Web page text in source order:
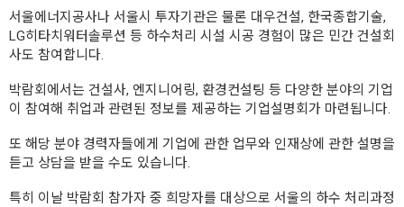
서울에너지공사나 서울시 투자기관은 물론 대우건설, 한국종합기술,
LG히타치워터솔루션 등 하수처리 시설 시공 경험이 많은 민간 건설회
사도 참여합니다.
박람회에서는 건설사, 엔지니어링, 환경컨설팅 등 다양한 분야의 기업
이 참여해 취업과 관련된 정보를 제공하는 기업설명회가 마련됩니다.
또 해당 분야 경력자들에게 기업에 관한 업무와 인재상에 관한 설명을
듣고 상담을 받을 수도 있습니다.
특히 이날 박람회 참가자 중 희망자를 대상으로 서울의 하수 처리과정